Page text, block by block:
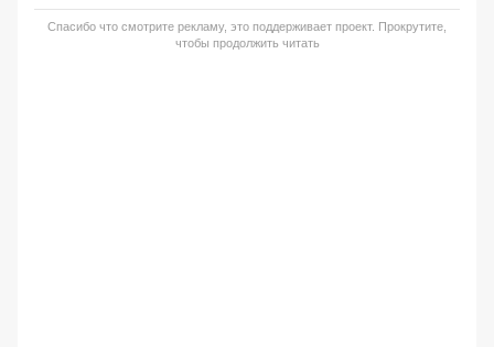
Спасибо что смотрите рекламу, это поддерживает проект. Прокрутите,
чтобы продолжить читать